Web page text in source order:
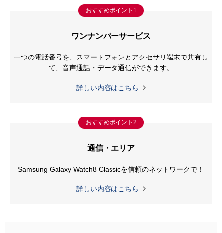
おすすめポイント1
ワンナンバーサービス
一つの電話番号を、スマートフォンとアクセサリ端末で共有し
て、 音声通話・データ通信ができます。
詳しい内容はこちら 
おすすめポイント2
通信・エリア
Samsung Galaxy Watch8 Classicを信頼のネットワークで！
詳しい内容はこちら 